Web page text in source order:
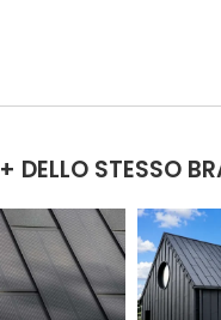
+ DELLO STESSO